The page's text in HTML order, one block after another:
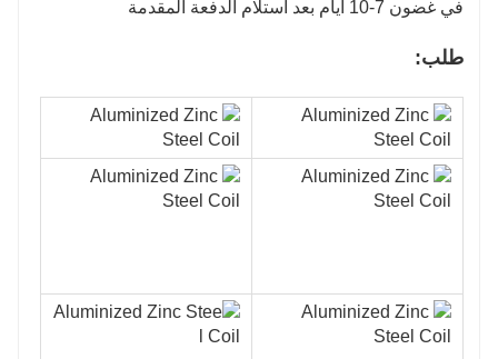
في غضون 7-10 أيام بعد استلام الدفعة المقدمة
طلب: